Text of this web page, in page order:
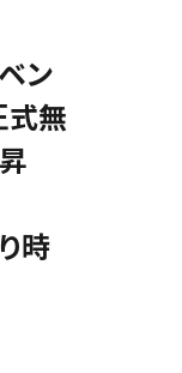
ン
式無
時